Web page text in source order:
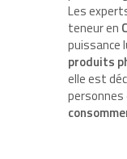
Les
teneur en
puissance
produits
elle est